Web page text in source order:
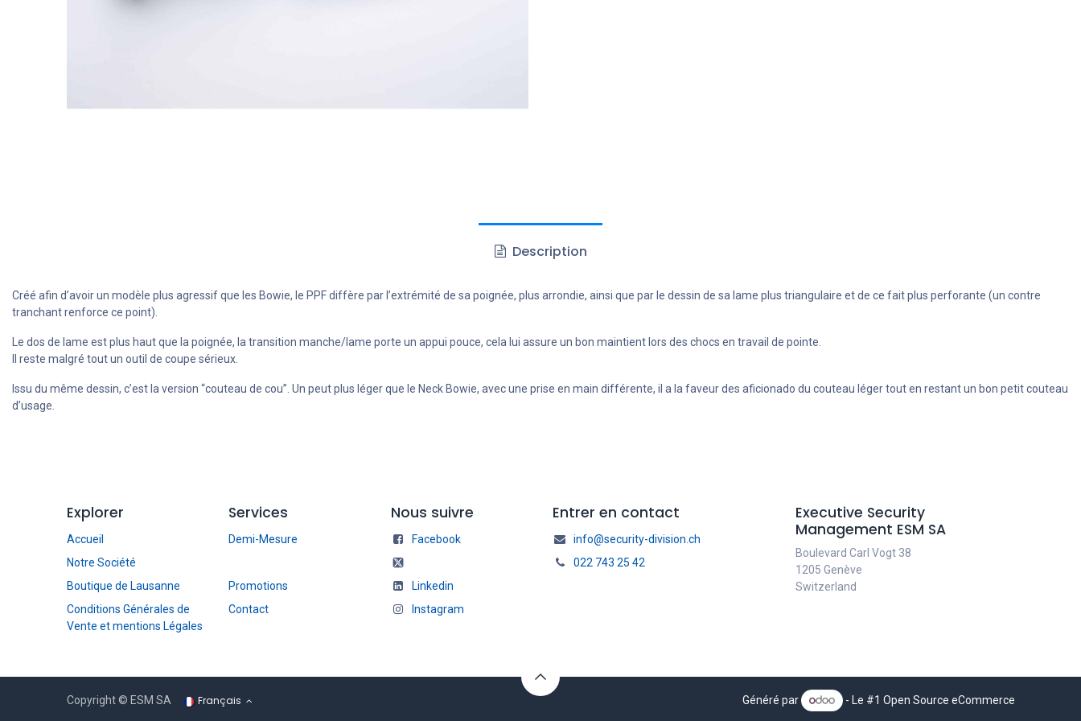
Description
Créé afin d’avoir un modèle plus agressif que les Bowie, le PPF diffère par l’extrémité de sa poignée, plus arrondie, ainsi que par le dessin de sa lame plus triangulaire et de ce fait plus perforante (un contre
tranchant renforce ce point).
Le dos de lame est plus haut que la poignée, la transition manche/lame porte un appui pouce, cela lui assure un bon maintient lors des chocs en travail de pointe.
Il reste malgré tout un outil de coupe sérieux.
Issu du même dessin, c’est la version “couteau de cou”. Un peut plus léger que le Neck Bowie, avec une prise en main différente, il a la faveur des aficionado du couteau léger tout en restant un bon petit couteau
d’usage.
Explorer
Accueil
Notre Société
Boutique de Lausanne
Conditions Générales de
Vente et mentions Légales
Services
Demi-Mesure
Promotions
Contact
Nous suivre
Facebook
Linkedin
Instagram
Entrer en contact
info@security-division.ch
022 743 25 42
Executive Security
Management ESM SA
Boulevard Carl Vogt 38
1205 Genève
Switzerland
Copyright © ESM SA Français Généré par - Le #1 Open Source eCommerce